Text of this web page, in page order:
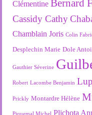
Clémentine Bernard
Cassidy Cathy
Chamblain Joris Colin
Desplechin Marie Dole
Gauthier Séverine
Robert Lacombe Benjamin
Prickly Montardre Hélène
Plichota